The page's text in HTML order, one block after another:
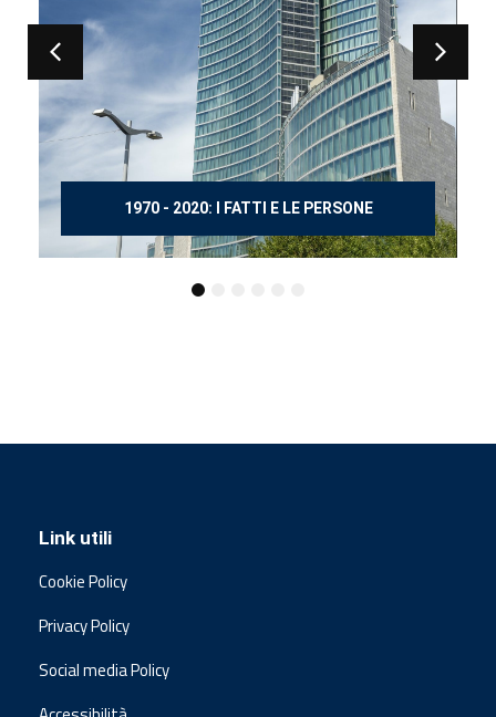
150 ANNI DOPO MANZONI
Link utili
Cookie Policy
Privacy Policy
Social media Policy